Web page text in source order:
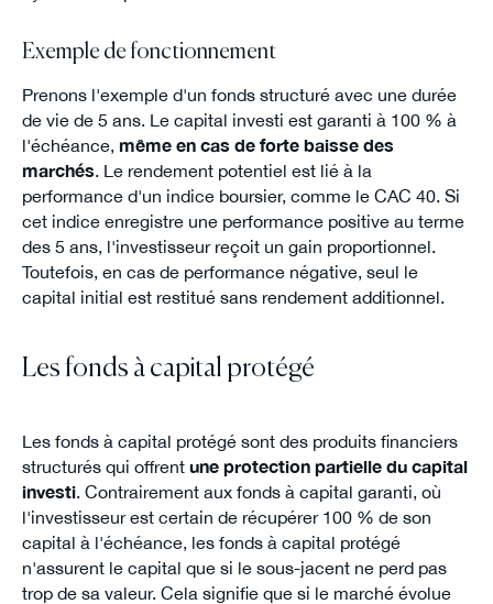
Exemple de fonctionnement
Prenons l'exemple d'un fonds structuré avec une durée
de vie de 5 ans. Le capital investi est garanti à 100 % à
l'échéance, même en cas de forte baisse des
marchés. Le rendement potentiel est lié à la
performance d'un indice boursier, comme le CAC 40. Si
cet indice enregistre une performance positive au terme
des 5 ans, l'investisseur reçoit un gain proportionnel.
Toutefois, en cas de performance négative, seul le
capital initial est restitué sans rendement additionnel.
Les fonds à capital protégé
Les fonds à capital protégé sont des produits financiers
structurés qui offrent une protection partielle du capital
investi. Contrairement aux fonds à capital garanti, où
l'investisseur est certain de récupérer 100 % de son
capital à l'échéance, les fonds à capital protégé
n'assurent le capital que si le sous-jacent ne perd pas
trop de sa valeur. Cela signifie que si le marché évolue